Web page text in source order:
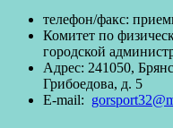
телефон/факc:
Комитет по
городской
Адрес: 241050,
Грибоедова, д. 5
E-mail: